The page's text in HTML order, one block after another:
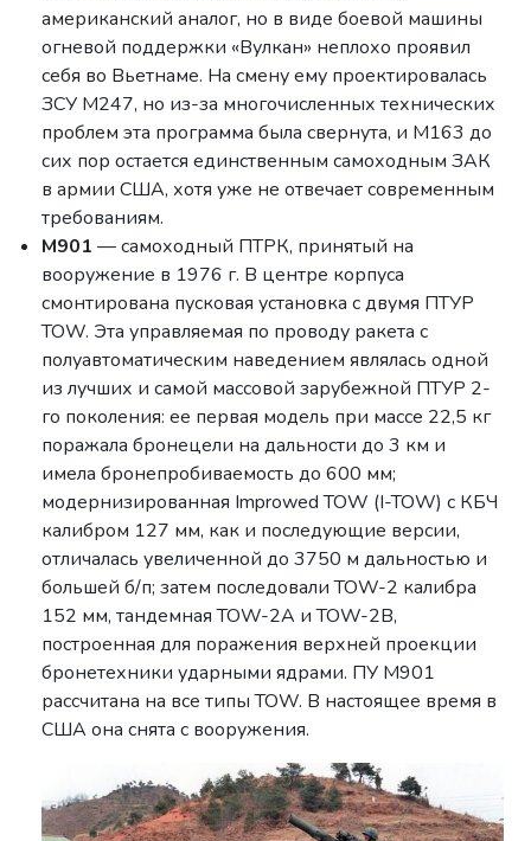
американский аналог, но в виде боевой машины
огневой поддержки «Вулкан» неплохо проявил
себя во Вьетнаме. На смену ему проектировалась
ЗСУ М247, но из-за многочисленных технических
проблем эта программа была свернута, и М163 до
сих пор остается единственным самоходным ЗАК
в армии США, хотя уже не отвечает современным
требованиям.
М901 — самоходный ПТРК, принятый на
вооружение в 1976 г. В центре корпуса
смонтирована пусковая установка с двумя ПТУР
TOW. Эта управляемая по проводу ракета с
полуавтоматическим наведением являлась одной
из лучших и самой массовой зарубежной ПТУР 2-
го поколения: ее первая модель при массе 22,5 кг
поражала бронецели на дальности до 3 км и
имела бронепробиваемость до 600 мм;
модернизированная Improwed TOW (I-TOW) c КБЧ
калибром 127 мм, как и последующие версии,
отличалась увеличенной до 3750 м дальностью и
большей б/п; затем последовали TOW-2 калибра
152 мм, тандемная TOW-2А и TOW-2В,
построенная для поражения верхней проекции
бронетехники ударными ядрами. ПУ М901
рассчитана на все типы TOW. В настоящее время в
США она снята с вооружения.